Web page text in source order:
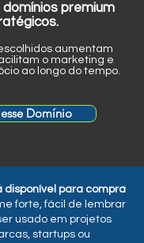
premium
aumentam
o marketing e
ao longo do tempo.
Domínio
disponível para compra
forte, fácil de lembrar
usado em projetos
startups ou